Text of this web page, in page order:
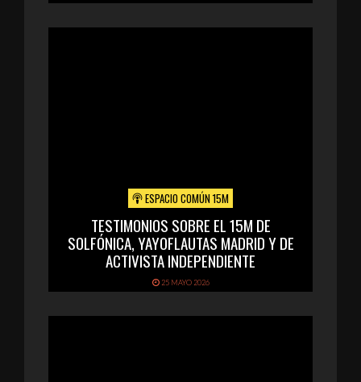
ESPACIO COMÚN 15M
TESTIMONIOS SOBRE EL 15M DE
SOLFÓNICA, YAYOFLAUTAS MADRID Y DE
ACTIVISTA INDEPENDIENTE
25 MAYO 2026